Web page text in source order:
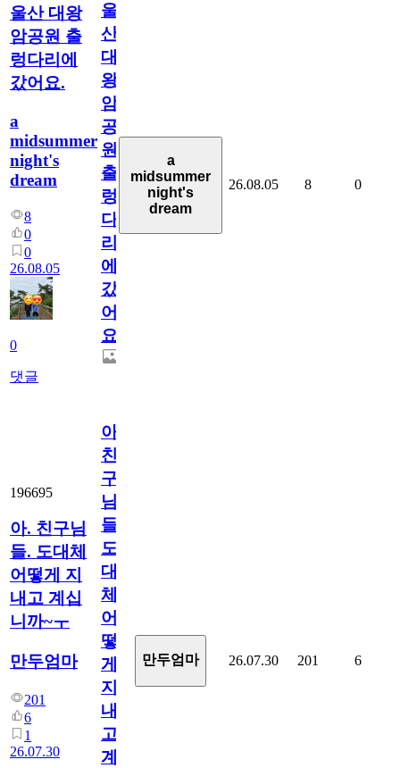
울산 대왕
암공원 출
렁다리에
갔어요.
a
midsummer
night's
dream
8
0
0
26.08.05
0
댓글
울
산
대
왕
암
공
원
출
렁
다
리
에
갔
어
요.
a
midsummer
night's
dream
26.08.05 8 0
196695
아. 친구님
들. 도대체
어떻게 지
내고 계십
니까~ㅜ
만두엄마
201
6
1
26.07.30
아.
친
구
님
들.
도
대
체
어
떻
게
지
내
고
계
만두엄마 26.07.30 201 6